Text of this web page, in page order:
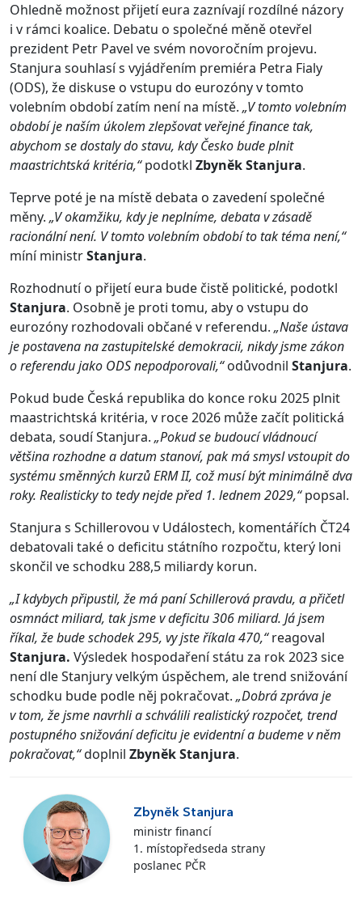
Ohledně možnost přijetí eura zaznívají rozdílné názory
i v rámci koalice. Debatu o společné měně otevřel
prezident Petr Pavel ve svém novoročním projevu.
Stanjura souhlasí s vyjádřením premiéra Petra Fialy
(ODS), že diskuse o vstupu do eurozóny v tomto
volebním období zatím není na místě. „V tomto volebním
období je naším úkolem zlepšovat veřejné finance tak,
abychom se dostaly do stavu, kdy Česko bude plnit
maastrichtská kritéria,“podotkl Zbyněk Stanjura.
Teprve poté je na místě debata o zavedení společné
měny. „V okamžiku, kdy je neplníme, debata v zásadě
racionální není. V tomto volebním období to tak téma není,“
míní ministrStanjura.
Rozhodnutí o přijetí eura bude čistě politické, podotkl
Stanjura. Osobně je proti tomu, aby o vstupu do
eurozóny rozhodovali občané v referendu. „Naše ústava
je postavena na zastupitelské demokracii, nikdy jsme zákon
o referendu jako ODS nepodporovali,“odůvodnil Stanjura.
Pokud bude Česká republika do konce roku 2025 plnit
maastrichtská kritéria, v roce 2026 může začít politická
debata, soudí Stanjura. „Pokud se budoucí vládnoucí
většina rozhodne a datum stanoví, pak má smysl vstoupit do
systému směnných kurzů ERM II, což musí být minimálně dva
roky. Realisticky to tedy nejde před 1. lednem 2029,“popsal.
Stanjura s Schillerovou v Událostech, komentářích ČT24
debatovali také o deficitu státního rozpočtu, který loni
skončil ve schodku 288,5 miliardy korun.
„I kdybych připustil, že má paní Schillerová pravdu, a přičetl
osmnáct miliard, tak jsme v deficitu 306 miliard. Já jsem
říkal, že bude schodek 295, vy jste říkala 470,“reagoval
Stanjura. Výsledek hospodaření státu za rok 2023 sice
není dle Stanjury velkým úspěchem, ale trend snižování
schodku bude podle něj pokračovat. „Dobrá zpráva je
v tom, že jsme navrhli a schválili realistický rozpočet, trend
postupného snižování deficitu je evidentní a budeme v něm
pokračovat,“doplnil Zbyněk Stanjura.
Zbyněk Stanjura
ministr financí
1. místopředseda strany
poslanec PČR